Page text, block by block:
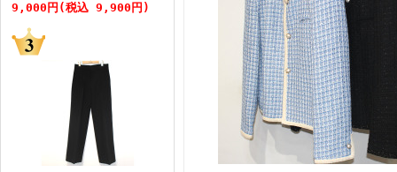
FINEBOYS2026年3月号
9,000円(税込 9,900円)